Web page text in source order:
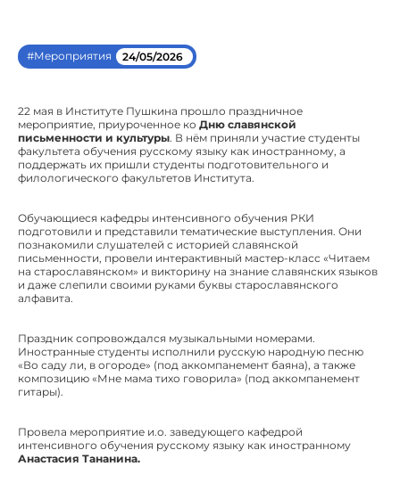
#Мероприятия 24/05/2026
22 мая в Институте Пушкина прошло праздничное
мероприятие, приуроченное ко Дню славянской
письменности и культуры. В нём приняли участие студенты
факультета обучения русскому языку как иностранному, а
поддержать их пришли студенты подготовительного и
филологического факультетов Института.
Обучающиеся кафедры интенсивного обучения РКИ
подготовили и представили тематические выступления. Они
познакомили слушателей с историей славянской
письменности, провели интерактивный мастер-класс «Читаем
на старославянском» и викторину на знание славянских языков
и даже слепили своими руками буквы старославянского
алфавита.
Праздник сопровождался музыкальными номерами.
Иностранные студенты исполнили русскую народную песню
«Во саду ли, в огороде» (под аккомпанемент баяна), а также
композицию «Мне мама тихо говорила» (под аккомпанемент
гитары).
Провела мероприятие и.о. заведующего кафедрой
интенсивного обучения русскому языку как иностранному
Анастасия Тананина.